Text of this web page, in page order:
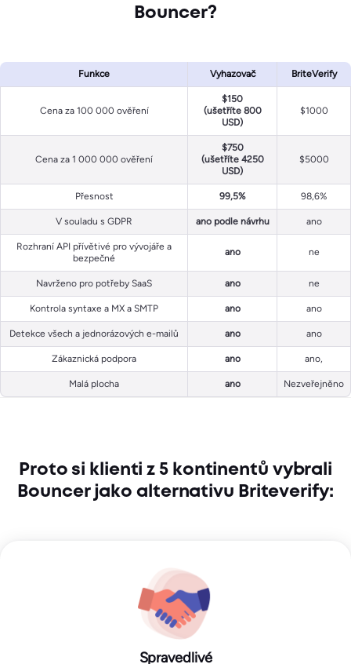
Bouncer?
Funkce Vyhazovač BriteVerify
Cena za 100 000 ověření
$150
(ušetříte 800
USD)
$1000
Cena za 1 000 000 ověření
$750
(ušetříte 4250
USD)
$5000
Přesnost 99,5% 98,6%
V souladu s GDPR ano podle návrhu ano
Rozhraní API přívětivé pro vývojáře a
bezpečné
ano ne
Navrženo pro potřeby SaaS ano ne
Kontrola syntaxe a MX a SMTP ano ano
Detekce všech a jednorázových e-mailů ano ano
Zákaznická podpora ano ano,
Malá plocha ano Nezveřejněno
Proto si klienti z 5 kontinentů vybrali
Bouncer jako alternativu Briteverify:
Spravedlivé